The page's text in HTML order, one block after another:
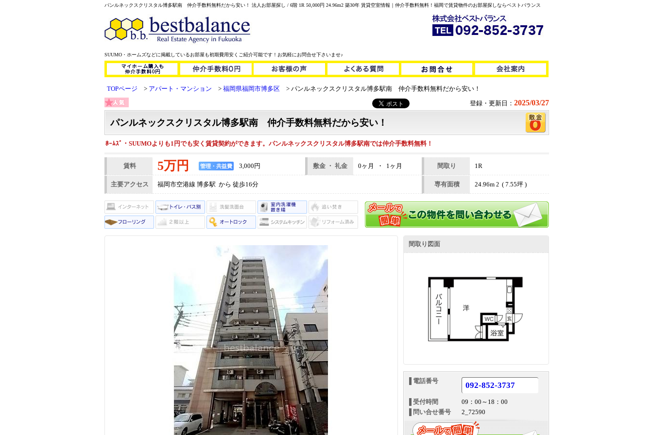
パンルネックスクリスタル博多駅南 仲介手数料無料だから安い！ 法人お部屋探し / 6階 1R 50,000円 24.96m2 築30年 賃貸空室情報｜仲介手数料無料！福岡で賃貸物件のお部屋探しならベストバランス
SUUMO・ホームズなどに掲載しているお部屋も初期費用安くご紹介可能です！お気軽にお問合せ下さいませ♪
TOPページ アパート・マンション 福岡県福岡市博多区 パンルネックスクリスタル博多駅南 仲介手数料無料だから安い！
登録・更新日： 2025/03/27
パンルネックスクリスタル博多駅南 仲介手数料無料だから安い！
ﾎｰﾑｽﾞ・SUUMOよりも1円でも安く賃貸契約ができます。パンルネックスクリスタル博多駅南では仲介手数料無料！
賃料 5万円 管理・共益費 3,000円 敷金 ・ 礼金 0ヶ月 ・ 1ヶ月 間取り 1R
主要アクセス 福岡市空港線 博多駅 から 徒歩16分 専有面積 24.96m 2( 7.55坪 )
間取り図面
電話番号 092-852-3737
受付時間
09：00～18：00
問い合せ番号
2_72590